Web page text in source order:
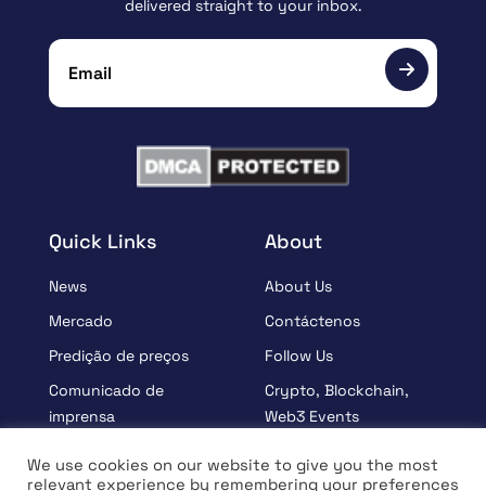
Quick Links
News
Mercado
Predição de preços
Comunicado de
imprensa
Aprender
About
About Us
Contáctenos
Follow Us
Crypto, Blockchain,
Web3 Events
Terms And Condition
delivered straight to your inbox.
We use cookies on our website to give you the most
relevant experience by remembering your preferences